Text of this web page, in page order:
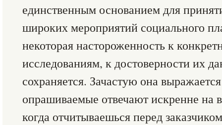
единственным основанием для
широких мероприятий социального
некоторая настороженность к
исследованиям, к достоверности их
сохраняется. Зачастую она
опрашиваемые отвечают искренне на
когда отчитываешься перед